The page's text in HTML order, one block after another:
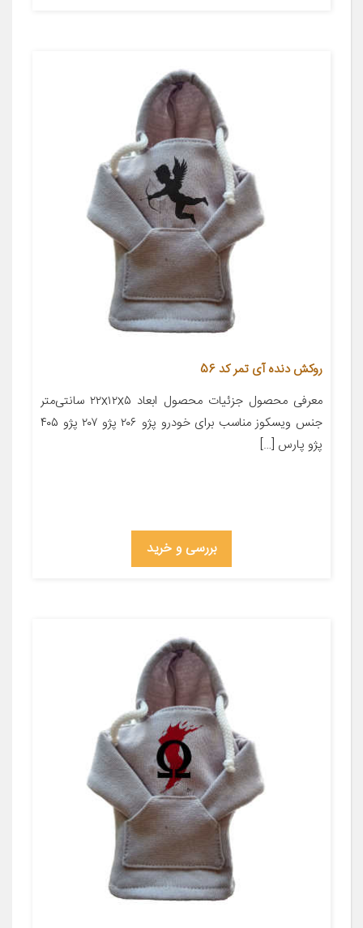
روکش دنده آی تمر کد 56
معرفی محصول جزئیات محصول ابعاد ۲۲x۱۲x۵ سانتی‌متر
جنس ویسکوز مناسب برای خودرو پژو ۲۰۶ پژو ۲۰۷ پژو ۴۰۵
پژو پارس […]
بررسی و خرید